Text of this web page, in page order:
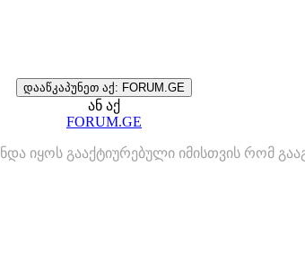
დააწკაპუნეთ აქ: FORUM.GE
ან აქ
FORUM.GE
იყოს გააქტიურებული იმისთვის რომ